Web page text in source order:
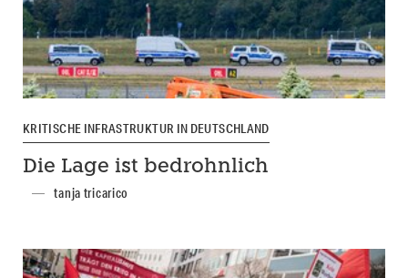
KRITISCHE INFRASTRUKTUR IN DEUTSCHLAND
Die Lage ist bedrohnlich
tanja tricarico